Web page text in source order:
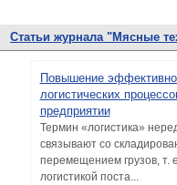
Статьи журнала "Мясные
Повышение
логистических
предприятии
Термин «логистика»
связывают со
перемещением грузов, т.
логистикой поста...